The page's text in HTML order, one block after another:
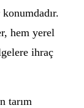
hem yerel
ihraç
tarım